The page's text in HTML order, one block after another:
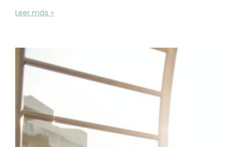
¿Qué
en
fisioterapia?
Leer más »